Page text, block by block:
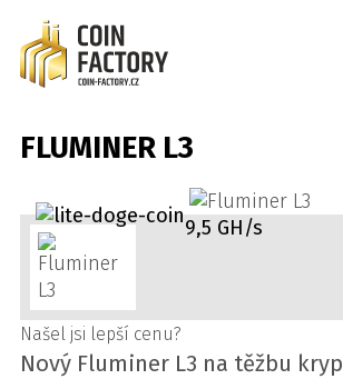
FLUMINER L3
9,5 GH/s
Našel jsi lepší cenu?
Nový Fluminer L3 na těžbu